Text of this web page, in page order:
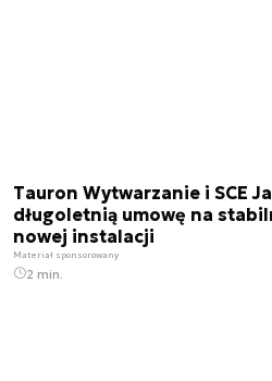
Tauron Wytwarzanie i SCE
długoletnią umowę na
nowej instalacji
Materiał sponsorowany
2 min.